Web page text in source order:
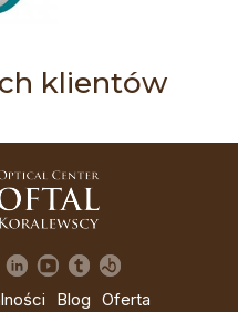
klientów
Blog Oferta